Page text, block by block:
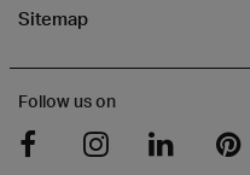
Sitemap
Follow us on